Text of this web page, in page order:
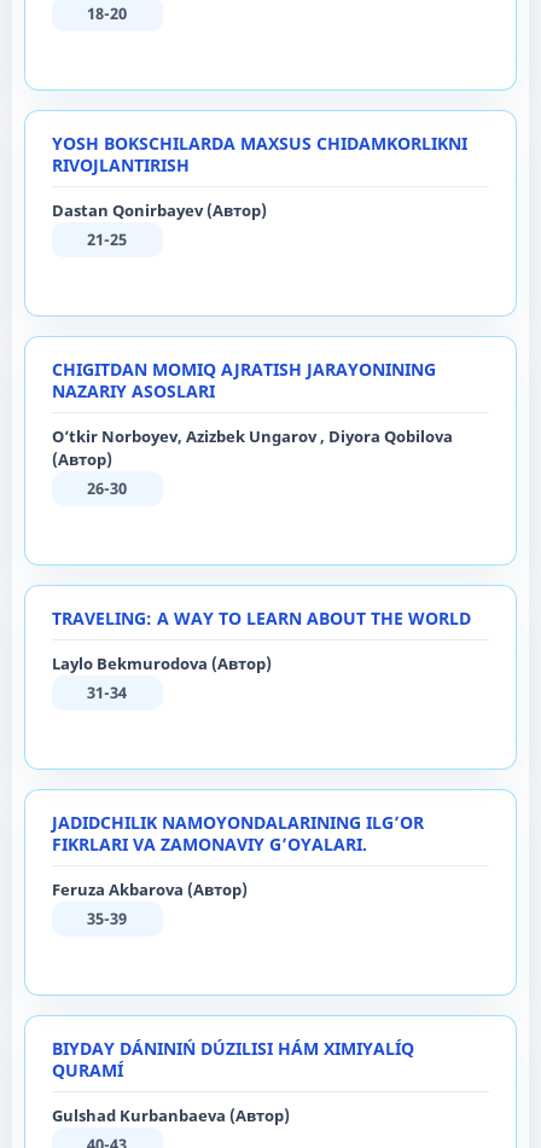
18-20
YOSH BOKSCHILARDA MAXSUS CHIDAMKORLIKNI
RIVOJLANTIRISH
Dastan Qonirbayev (Автор)
21-25
CHIGITDAN MOMIQ AJRATISH JARAYONINING
NAZARIY ASOSLARI
O‘tkir Norboyev, Azizbek Ungarov , Diyora Qobilova
(Автор)
26-30
TRAVELING: A WAY TO LEARN ABOUT THE WORLD
Laylo Bekmurodova (Автор)
31-34
JADIDCHILIK NAMOYONDALARINING ILG’OR
FIKRLARI VA ZAMONAVIY G’OYALARI.
Feruza Akbarova (Автор)
35-39
BIYDAY DÁNINIŃ DÚZILISI HÁM XIMIYALÍQ
QURAMÍ
Gulshad Kurbanbaeva (Автор)